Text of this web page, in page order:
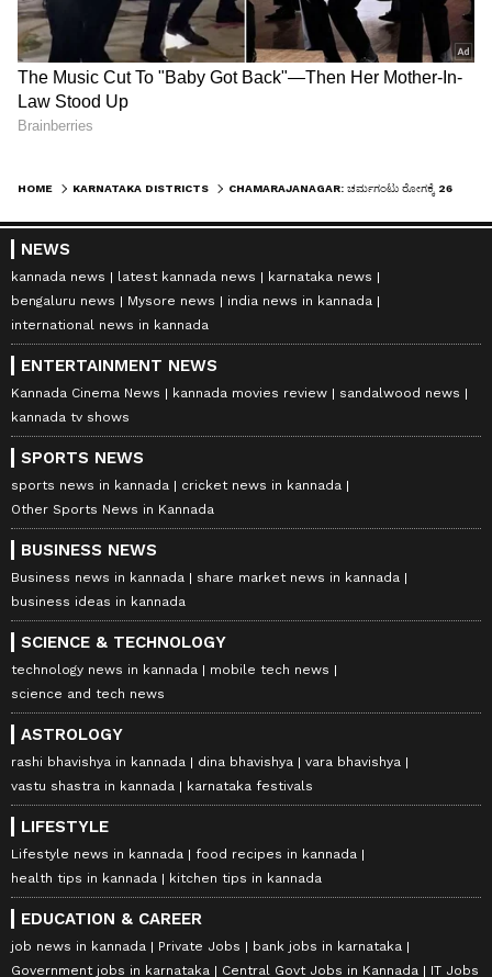
HOME KARNATAKA DISTRICTS
NEWS
kannada news latest kannada news
karnataka news
bengaluru news
Mysore news
india news in kannada
international news in kannada
ENTERTAINMENT NEWS
Kannada Cinema News kannada movies review
sandalwood news
kannada tv shows
SPORTS NEWS
sports news in kannada
cricket news in kannada
Other Sports News in Kannada
BUSINESS NEWS
Business news in kannada
share market news in kannada
business ideas in kannada
SCIENCE & TECHNOLOGY
technology news in kannada
mobile tech news
science and tech news
ASTROLOGY
rashi bhavishya in kannada dina bhavishya
vara bhavishya
vastu shastra in kannada
karnataka festivals
LIFESTYLE
Lifestyle news in kannada
food recipes in kannada
health tips in kannada
kitchen tips in kannada
EDUCATION & CAREER
job news in kannada Private Jobs
bank jobs in karnataka
Government jobs in karnataka
Central Govt Jobs in Kannada IT Jobs